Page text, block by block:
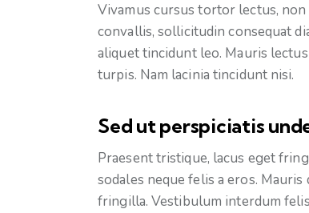
Vivamus cursus tortor lectus,
convallis, sollicitudin consequat
aliquet tincidunt leo. Mauris
turpis. Nam lacinia tincidunt nisi.
Sed ut perspiciatis
Praesent tristique, lacus eget
sodales neque felis a eros.
fringilla. Vestibulum interdum